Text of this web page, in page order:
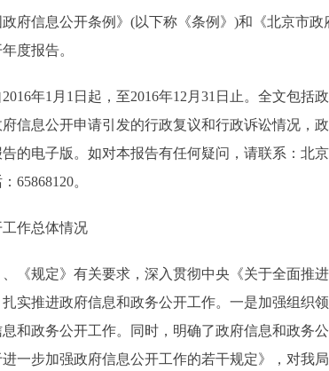
信息公开条例》(以下称《条例》)和《北京市政
度报告。
年1月1日起，至2016年12月31日止。全文包括
信息公开申请引发的行政复议和行政诉讼情况，
的电子版。如对本报告有任何疑问，请联系：北
65868120。
作总体情况
规定》有关要求，深入贯彻中央《关于全面推
实推进政府信息和政务公开工作。一是加强组织
和政务公开工作。同时，明确了政府信息和政务
一步加强政府信息公开工作的若干规定》，对我